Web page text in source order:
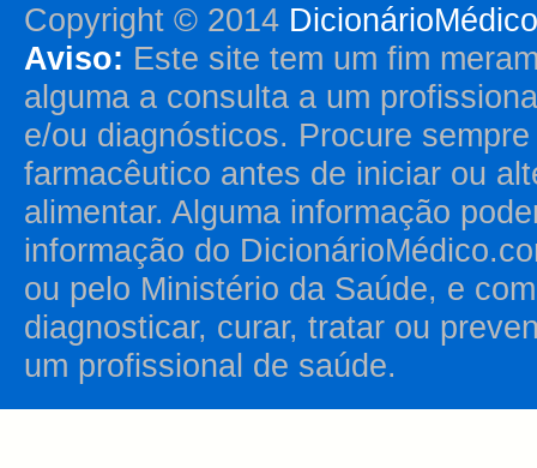
Copyright © 2014
Aviso: Este site tem um fim
alguma a consulta a um
e/ou diagnósticos. Procure
farmacêutico antes de iniciar ou
alimentar. Alguma informação
informação do
ou pelo Ministério da Saúde, e
diagnosticar, curar, tratar ou
um profissional de saúde.